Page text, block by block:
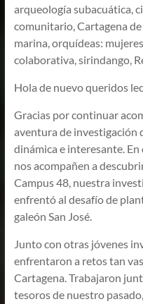
arqueología subacuática,
comunitario, Cartagena
marina, orquídeas:
colaborativa, sirindango,
Hola de nuevo queridos
Gracias por continuar
aventura de investigación
dinámica e interesante.
nos acompañen a
Campus 48, nuestra
enfrentó al desafío de
galeón San José.
Junto con otras jóvenes
enfrentaron a retos tan
Cartagena. Trabajaron
tesoros de nuestro